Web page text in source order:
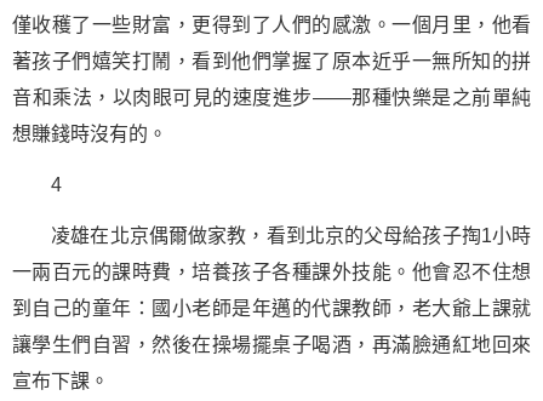
僅收穫了一些財富，更得到了人們的感激。一個月里，他看
著孩子們嬉笑打鬧，看到他們掌握了原本近乎一無所知的拼
音和乘法，以肉眼可見的速度進步——那種快樂是之前單純
想賺錢時沒有的。
4
凌雄在北京偶爾做家教，看到北京的父母給孩子掏1小時
一兩百元的課時費，培養孩子各種課外技能。他會忍不住想
到自己的童年：國小老師是年邁的代課教師，老大爺上課就
讓學生們自習，然後在操場擺桌子喝酒，再滿臉通紅地回來
宣布下課。